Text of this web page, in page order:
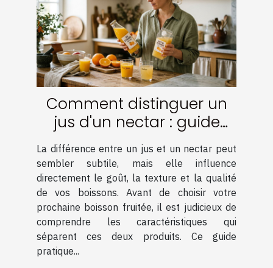
Comment distinguer un
jus d'un nectar : guide
pratique
La différence entre un jus et un nectar peut
sembler subtile, mais elle influence
directement le goût, la texture et la qualité
de vos boissons. Avant de choisir votre
prochaine boisson fruitée, il est judicieux de
comprendre les caractéristiques qui
séparent ces deux produits. Ce guide
pratique...